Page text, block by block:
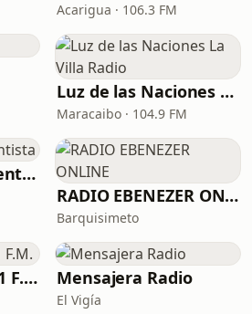
Acarigua · 106.3 FM
Luz de las Naciones La Villa Radio
Maracaibo · 104.9 FM
VendráRadio Adventista
RADIO EBENEZER ONLINE
Barquisimeto
Proyecciones 104.1 F.M. Mensajera Radio
El Vigía